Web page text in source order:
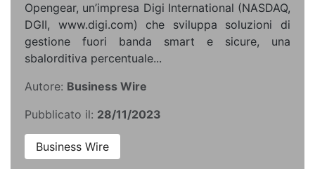
Opengear, un’impresa Digi International (NASDAQ,
DGII, www.digi.com) che sviluppa soluzioni di
gestione fuori banda smart e sicure, una
sbalorditiva percentuale...
Autore: Business Wire
Pubblicato il: 28/11/2023
Business Wire